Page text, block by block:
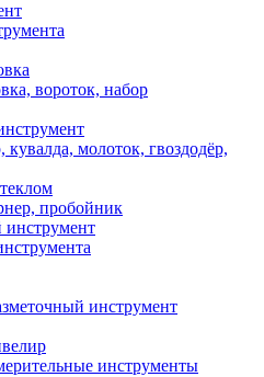
вороток, набор
молоток, гвоздодёр,
пробойник
инструмент
инструменты